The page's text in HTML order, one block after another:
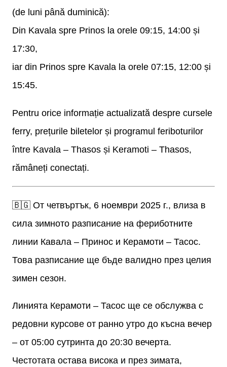
(de luni până duminică):
Din Kavala spre Prinos la orele 09:15, 14:00 și
17:30,
iar din Prinos spre Kavala la orele 07:15, 12:00 și
15:45.
Pentru orice informație actualizată despre cursele
ferry, prețurile biletelor și programul feriboturilor
între Kavala – Thasos și Keramoti – Thasos,
rămâneți conectați.
🇧🇬 От четвъртък, 6 ноември 2025 г., влиза в
сила зимното разписание на фериботните
линии Кавала – Принос и Керамоти – Тасос.
Това разписание ще бъде валидно през целия
зимен сезон.
Линията Керамоти – Тасос ще се обслужва с
редовни курсове от ранно утро до късна вечер
– от 05:00 сутринта до 20:30 вечерта.
Честотата остава висока и през зимата,